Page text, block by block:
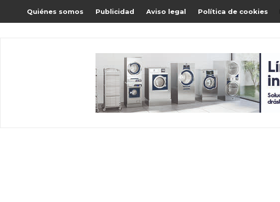
Quiénes somos Publicidad Aviso legal Política de cookies